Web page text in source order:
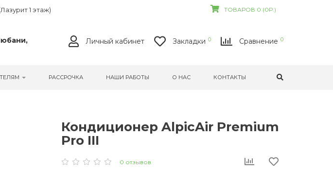
1 этаж) ТОВАРОВ 0 (0Р.)
Личный кабинет Закладки 0 Сравнение 0
РАССРОЧКА НАШИ РАБОТЫ О НАС КОНТАКТЫ
Кондиционер AlpicAir Premium
Pro III
0 отзывов